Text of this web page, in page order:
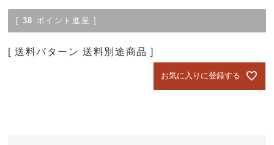
[ 38 ポイント進呈 ]
送料パターン 送料別途商品
お気に入りに登録する